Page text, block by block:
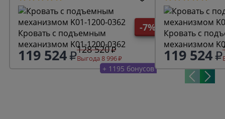
-7%
Кровать с подъемным
механизмом K01-1200-0362
119 524 128 520
Выгода 8 996
+ 1195 бонусов
Кровать с
механизмом
119 524